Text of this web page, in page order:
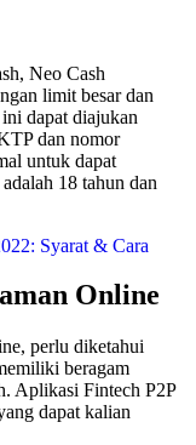
Neo Cash
limit besar dan
dapat diajukan
dan nomor
untuk dapat
18 tahun dan
Syarat & Cara
Online
perlu diketahui
beragam
Aplikasi Fintech P2P
dapat kalian